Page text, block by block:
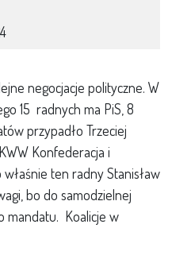
negocjacje polityczne. W
15 radnych ma PiS, 8
przypadło Trzeciej
Konfederacja i
ten radny Stanisław
bo do samodzielnej
mandatu. Koalicje w